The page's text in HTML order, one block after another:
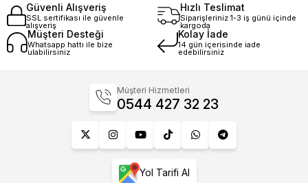
Güvenli Alışveriş
SSL sertifikası ile güvenle
alışveriş
Hızlı Teslimat
Siparişleriniz 1-3 iş günü içinde
kargoda
Müşteri Desteği
Whatsapp hattı ile bize
ulabilirsiniz
Kolay İade
14 gün içerisinde iade
edebilirsiniz
Müşteri Hizmetleri
0544 427 32 23
Yol Tarifi Al